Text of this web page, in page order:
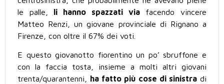
le palle,
li hanno spazzati viafacendo vincere
Matteo Renzi, un giovane provinciale di Rignano a
Firenze, con oltre il 67% dei voti.
E questo giovanotto fiorentino un po’ sbruffone e
con la faccia tosta, insieme a molti altri giovani
trenta/quarantenni,
ha fatto più cose di sinistradi